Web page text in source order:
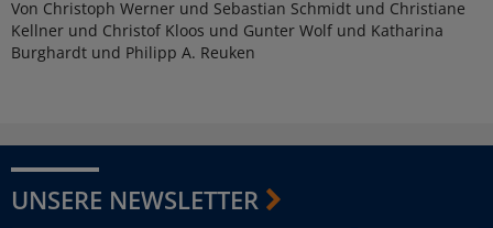
Von Christoph Werner und Sebastian Schmidt und Christiane
Kellner und Christof Kloos und Gunter Wolf und Katharina
Burghardt und Philipp A. Reuken
UNSERE NEWSLETTER